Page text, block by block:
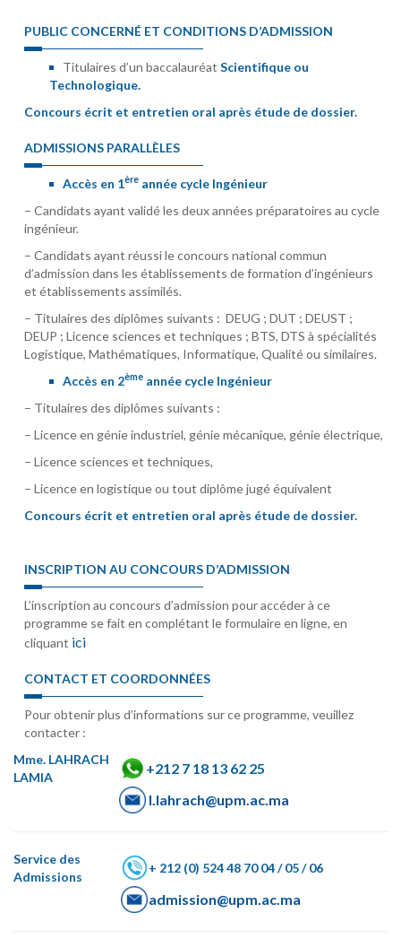
PUBLIC CONCERNÉ ET CONDITIONS D’ADMISSION
Titulaires d’un baccalauréat Scientifique ou
Technologique.
Concours écrit et entretien oral après étude de dossier.
ADMISSIONS PARALLÈLES
Accès en 1ère année cycle Ingénieur
– Candidats ayant validé les deux années préparatoires au cycle
ingénieur.
– Candidats ayant réussi le concours national commun
d’admission dans les établissements de formation d’ingénieurs
et établissements assimilés.
– Titulaires des diplômes suivants : DEUG ; DUT ; DEUST ;
DEUP ; Licence sciences et techniques ; BTS, DTS à spécialités
Logistique, Mathématiques, Informatique, Qualité ou similaires.
Accès en 2ème année cycle Ingénieur
– Titulaires des diplômes suivants :
– Licence en génie industriel, génie mécanique, génie électrique,
– Licence sciences et techniques,
– Licence en logistique ou tout diplôme jugé équivalent
Concours écrit et entretien oral après étude de dossier.
INSCRIPTION AU CONCOURS D’ADMISSION
L’inscription au concours d’admission pour accéder à ce
programme se fait en complétant le formulaire en ligne, en
cliquant ici
CONTACT ET COORDONNÉES
Pour obtenir plus d’informations sur ce programme, veuillez
contacter :
Mme. LAHRACH
LAMIA
+212 7 18 13 62 25
l.lahrach@upm.ac.ma
Service des
Admissions
+ 212 (0) 524 48 70 04 / 05 / 06
admission@upm.ac.ma